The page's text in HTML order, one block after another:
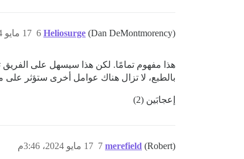
Heliosurge (Dan DeMontmorency) 17 مايو 2024، 3:42م 6
هذا مفهوم تمامًا. لكن هذا سيسهل على
بالطبع، لا تزال هناك عوامل أخرى ستؤثر على
إعجابَين (2)
merefield (Robert) 17 مايو 2024، 3:46م 7